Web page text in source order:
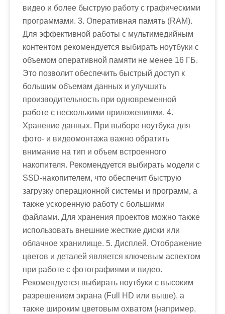
видео и более быструю работу с графическими
программами. 3. Оперативная память (RAM).
Для эффективной работы с мультимедийным
контентом рекомендуется выбирать ноутбуки с
объемом оперативной памяти не менее 16 ГБ.
Это позволит обеспечить быстрый доступ к
большим объемам данных и улучшить
производительность при одновременной
работе с несколькими приложениями. 4.
Хранение данных. При выборе ноутбука для
фото- и видеомонтажа важно обратить
внимание на тип и объем встроенного
накопителя. Рекомендуется выбирать модели с
SSD-накопителем, что обеспечит быструю
загрузку операционной системы и программ, а
также ускоренную работу с большими
файлами. Для хранения проектов можно также
использовать внешние жесткие диски или
облачное хранилище. 5. Дисплей. Отображение
цветов и деталей является ключевым аспектом
при работе с фотографиями и видео.
Рекомендуется выбирать ноутбуки с высоким
разрешением экрана (Full HD или выше), а
также широким цветовым охватом (например,